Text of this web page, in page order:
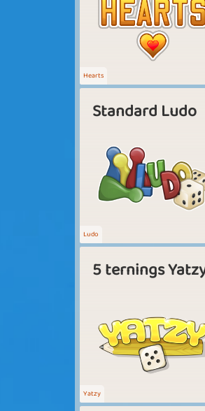
Hearts
Standard Ludo
Ludo
5 ternings
Yatzy